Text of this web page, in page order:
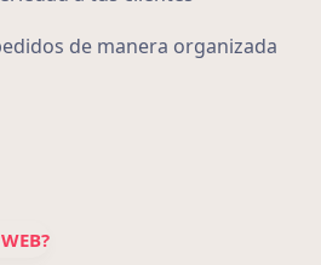
de manera organizada